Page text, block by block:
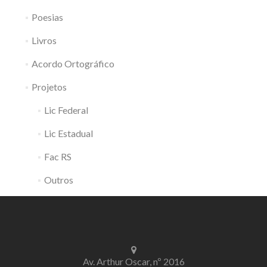
Poesias
Livros
Acordo Ortográfico
Projetos
Lic Federal
Lic Estadual
Fac RS
Outros
Av. Arthur Oscar, nº 2016